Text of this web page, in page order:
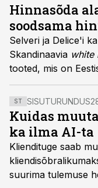
Hinnasõda
soodsama
Selveri ja Delice'i
Skandinaavia white
tooted, mis on
jaeketis.
ST SISUTURUNDUS
Kuidas
ka ilma AI-ta
Kliendituge saab
suurima tulemuse